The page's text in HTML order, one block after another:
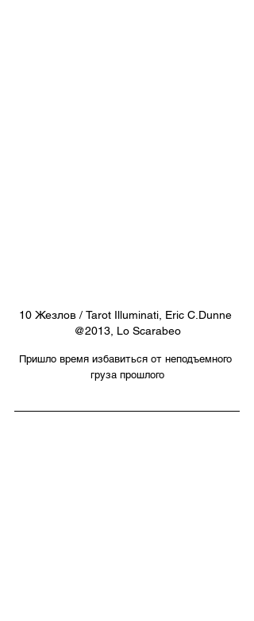
10 Жезлов / Tarot Illuminati, Eric C.Dunne
@2013, Lo Scarabeo
Пришло время избавиться от неподъемного
груза прошлого